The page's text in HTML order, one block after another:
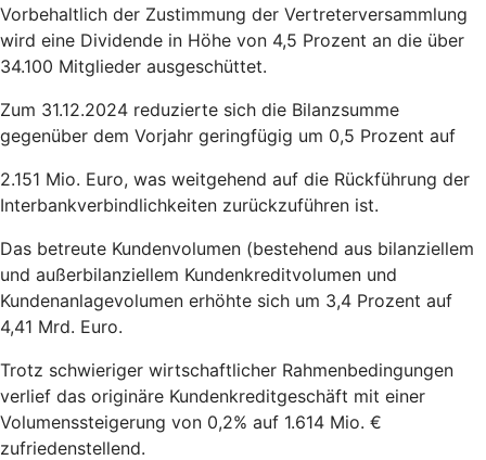
Vorbehaltlich der Zustimmung der Vertreterversammlung
wird eine Dividende in Höhe von 4,5 Prozent an die über
34.100 Mitglieder ausgeschüttet.
Zum 31.12.2024 reduzierte sich die Bilanzsumme
gegenüber dem Vorjahr geringfügig um 0,5 Prozent auf
2.151 Mio. Euro, was weitgehend auf die Rückführung der
Interbankverbindlichkeiten zurückzuführen ist.
Das betreute Kundenvolumen (bestehend aus bilanziellem
und außerbilanziellem Kundenkreditvolumen und
Kundenanlagevolumen erhöhte sich um 3,4 Prozent auf
4,41 Mrd. Euro.
Trotz schwieriger wirtschaftlicher Rahmenbedingungen
verlief das originäre Kundenkreditgeschäft mit einer
Volumenssteigerung von 0,2% auf 1.614 Mio. €
zufriedenstellend.